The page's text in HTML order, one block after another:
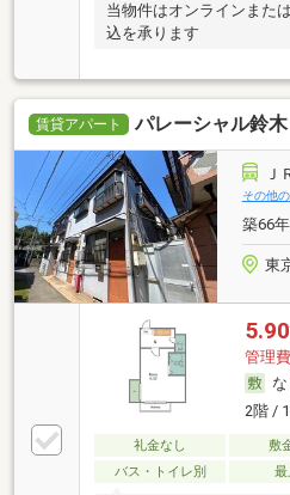
当物件はオンラインまた
込を承ります
賃貸アパート パレーシャル鈴木
Ｊ
その他
築66
東
5.90
管理
な
2階 /
礼金なし 敷
バス・トイレ別